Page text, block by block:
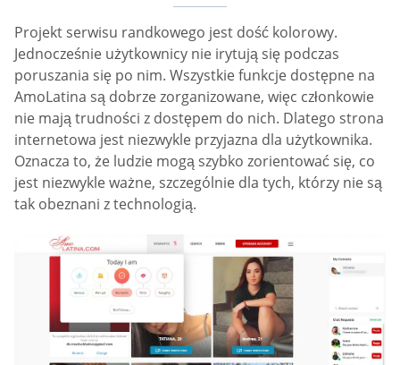
Projekt serwisu randkowego jest dość kolorowy.
Jednocześnie użytkownicy nie irytują się podczas
poruszania się po nim. Wszystkie funkcje dostępne na
AmoLatina są dobrze zorganizowane, więc członkowie
nie mają trudności z dostępem do nich. Dlatego strona
internetowa jest niezwykle przyjazna dla użytkownika.
Oznacza to, że ludzie mogą szybko zorientować się, co
jest niezwykle ważne, szczególnie dla tych, którzy nie są
tak obeznani z technologią.